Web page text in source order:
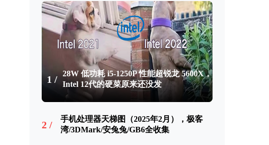
1 /
28W 低功耗 i5-1250P 性能超锐龙 5600X，
Intel 12代的硬菜原来还没发
2 /
手机处理器天梯图（2025年2月），极客
湾/3DMark/安兔兔/GB6全收集